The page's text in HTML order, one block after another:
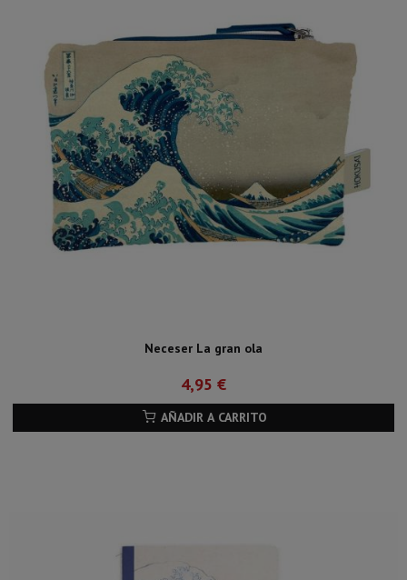
Neceser La gran ola
4,95 €
AÑADIR A CARRITO